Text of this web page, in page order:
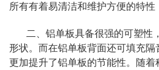
所有有着易清洁和维护方便的特性
二、铝单板具备很强的可塑性
形状。而在铝单板背面还可填充隔
更加提升了铝单板的节能性。随